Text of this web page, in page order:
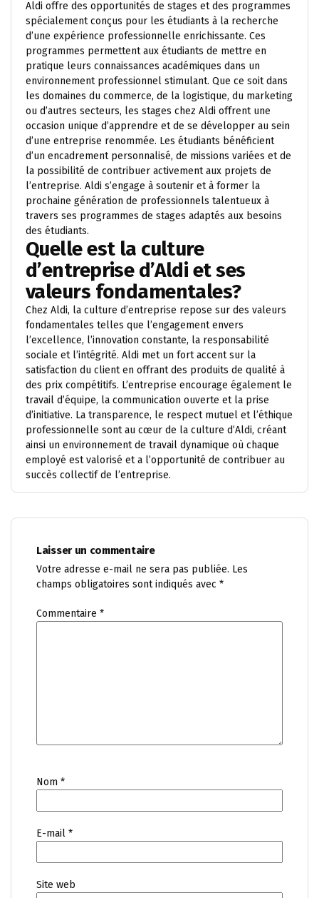
Aldi offre des opportunités de stages et des programmes
spécialement conçus pour les étudiants à la recherche
d’une expérience professionnelle enrichissante. Ces
programmes permettent aux étudiants de mettre en
pratique leurs connaissances académiques dans un
environnement professionnel stimulant. Que ce soit dans
les domaines du commerce, de la logistique, du marketing
ou d’autres secteurs, les stages chez Aldi offrent une
occasion unique d’apprendre et de se développer au sein
d’une entreprise renommée. Les étudiants bénéficient
d’un encadrement personnalisé, de missions variées et de
la possibilité de contribuer activement aux projets de
l’entreprise. Aldi s’engage à soutenir et à former la
prochaine génération de professionnels talentueux à
travers ses programmes de stages adaptés aux besoins
des étudiants.
Quelle est la culture
d’entreprise d’Aldi et ses
valeurs fondamentales?
Chez Aldi, la culture d’entreprise repose sur des valeurs
fondamentales telles que l’engagement envers
l’excellence, l’innovation constante, la responsabilité
sociale et l’intégrité. Aldi met un fort accent sur la
satisfaction du client en offrant des produits de qualité à
des prix compétitifs. L’entreprise encourage également le
travail d’équipe, la communication ouverte et la prise
d’initiative. La transparence, le respect mutuel et l’éthique
professionnelle sont au cœur de la culture d’Aldi, créant
ainsi un environnement de travail dynamique où chaque
employé est valorisé et a l’opportunité de contribuer au
succès collectif de l’entreprise.
Laisser un commentaire
Votre adresse e-mail ne sera pas publiée. Les
champs obligatoires sont indiqués avec *
Commentaire *
Nom *
E-mail *
Site web